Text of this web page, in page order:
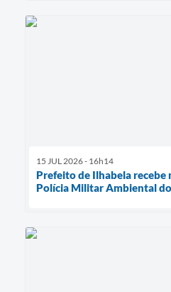
15 JUL 2026 - 16h14
Prefeito de Ilhabela recebe
Polícia Militar Ambiental